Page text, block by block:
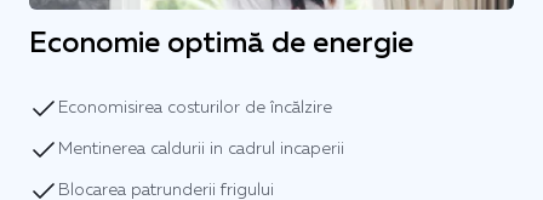
Economie optimă de energie
Economisirea costurilor de încălzire
Mentinerea caldurii in cadrul incaperii
Blocarea patrunderii frigului